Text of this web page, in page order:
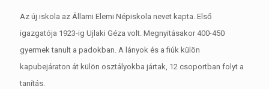
Az új iskola az Állami Elemi Népiskola nevet kapta. Első
igazgatója 1923-ig Ujlaki Géza volt. Megnyitásakor 400-450
gyermek tanult a padokban. A lányok és a fiúk külön
kapubejáraton át külön osztályokba jártak, 12 csoportban folyt a
tanítás.